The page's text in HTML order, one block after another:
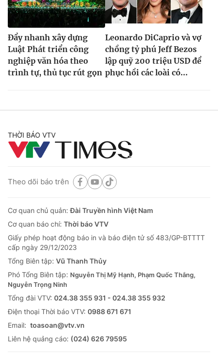
Đẩy nhanh xây dựng
Luật Phát triển công
nghiệp văn hóa theo
trình tự, thủ tục rút gọn
Leonardo DiCaprio và vợ
chồng tỷ phú Jeff Bezos
lập quỹ 200 triệu USD để
phục hồi các loài có...
THỜI BÁO VTV
Theo dõi báo trên
Cơ quan chủ quản:Đài Truyền hình Việt Nam
Cơ quan báo chí: Thời báo VTV
Giấy phép hoạt động báo in và báo điện tử số 483/GP-BTTTT
cấp ngày 29/12/2023
Tổng Biên tập: Vũ Thanh Thủy
Phó Tổng Biên tập: Nguyễn Thị Mỹ Hạnh, Phạm Quốc Thắng,
Nguyễn Trọng Ninh
Tổng đài VTV: 024.38 355 931 - 024.38 355 932
Ðiện thoại Thời báo VTV: 0988 671 671
Email: toasoan@vtv.vn
Liên hệ quảng cáo: (024) 626 79595